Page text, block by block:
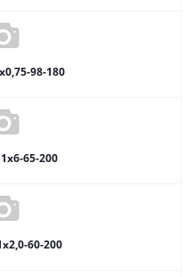
98-180
65-200
60-200